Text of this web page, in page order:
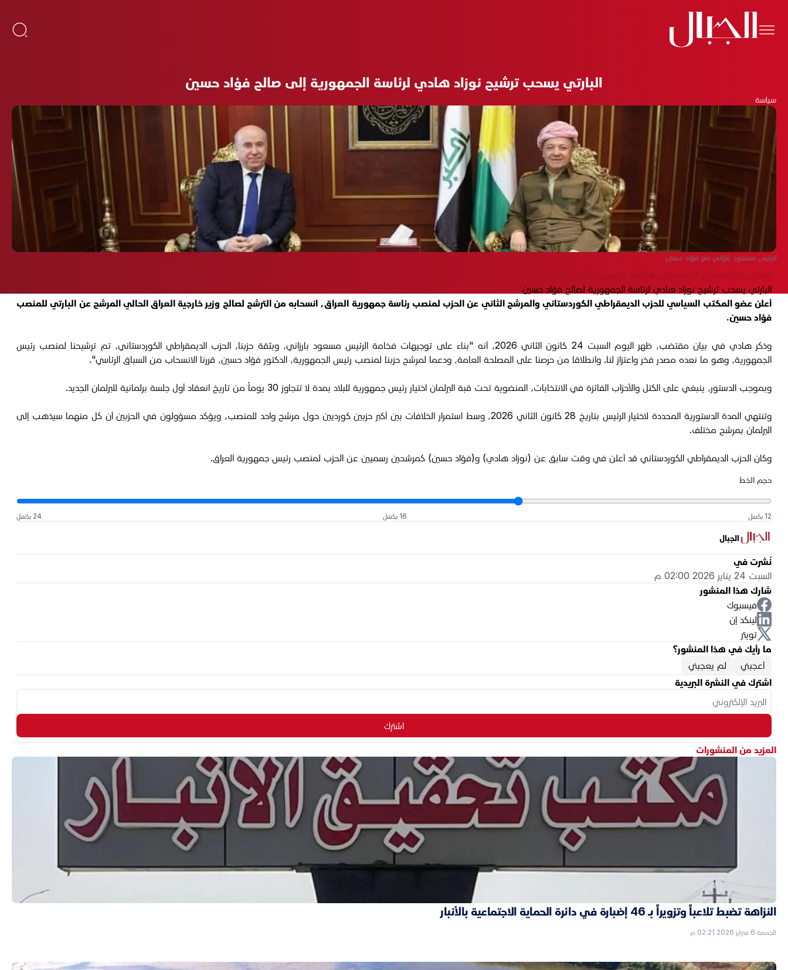
البارتي يسحب ترشيح نوزاد هادي لرئاسة الجمهورية إلى صالح فؤاد حسين
سياسة
الرئيس مسعود بارزاني مع فؤاد حسين
#الحزب الديمقراطي الكوردستاني#رئاسة الجمهورية
البارتي يسحب ترشيح نوزاد هادي لرئاسة الجمهورية لصالح فؤاد حسين
أعلن عضو المكتب السياسي للحزب الديمقراطي الكوردستاني والمرشح الثاني عن الحزب لمنصب رئاسة جمهورية العراق، انسحابه من الترشح لصالح وزير خارجية العراق الحالي المرشح عن البارتي للمنصب
فؤاد حسين.
وذكر هادي في بيان مقتضب، ظهر اليوم السبت 24 كانون الثاني 2026، أنه "بناء على توجيهات فخامة الرئيس مسعود بارزاني، وبثقة حزبنا، الحزب الديمقراطي الكوردستاني، تم ترشيحنا لمنصب رئيس
الجمهورية، وهو ما نعده مصدر فخر واعتزاز لنا. وانطلاقا من حرصنا على المصلحة العامة، ودعما لمرشح حزبنا لمنصب رئيس الجمهورية، الدكتور فؤاد حسين، قررنا الانسحاب من السباق الرئاسي".
وبموجب الدستور، ينبغي على الكتل والأحزاب الفائزة في الانتخابات، المنضوية تحت قبة البرلمان اختيار رئيس جمهورية للبلاد بمدة لا تتجاوز 30 يوماً من تاريخ انعقاد أول جلسة برلمانية للبرلمان الجديد.
وتنتهي المدة الدستورية المحددة لاختيار الرئيس بتاريخ 28 كانون الثاني 2026، وسط استمرار الخلافات بين أكبر حزبين كورديين حول مرشح واحد للمنصب، ويؤكد مسؤولون في الحزبين أن كل منهما سيذهب إلى
البرلمان بمرشح مختلف.
وكان الحزب الديمقراطي الكوردستاني قد أعلن في وقت سابق عن (نوزاد هادي) و(فؤاد حسين) كمرشحين رسميين عن الحزب لمنصب رئيس جمهورية العراق.
حجم الخط
12 بكسل 16 بكسل 24 بكسل
الجبال
نُشرت في
السبت 24 يناير 2026 02:00 م
شارك هذا المنشور
فيسبوك
لينكد إن
تويتر
ما رأيك في هذا المنشور؟
أعجبني
لم يعجبني
اشترك في النشرة البريدية
اشترك
المزيد من المنشورات
النزاهة تضبط تلاعباً وتزويراً بـ 46 إضبارة في دائرة الحماية الاجتماعية بالأنبار
الجمعة 6 فبراير 2026 02:21 م